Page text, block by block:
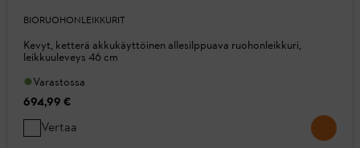
BIORUOHONLEIKKURIT
Kevyt, ketterä akkukäyttöinen allesilppuava ruohonleikkuri,
leikkuuleveys 46 cm
Varastossa
694,99 €
Vertaa